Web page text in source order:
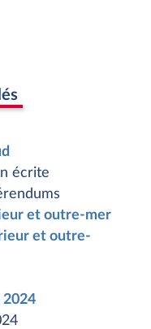
écrite
et outre-mer
et outre-
2024